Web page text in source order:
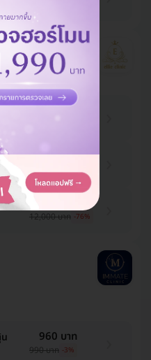
น
1,940 บาท
1,940 บาท
10,000 บาท -81%
2,910 บาท
12,000 บาท -76%
960 บาท
990 บาท -3%